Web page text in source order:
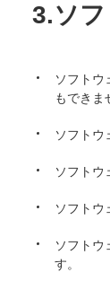
3.ソ
ソフトウ
もできま
ソフトウ
ソフトウ
ソフトウ
ソフトウ
す。